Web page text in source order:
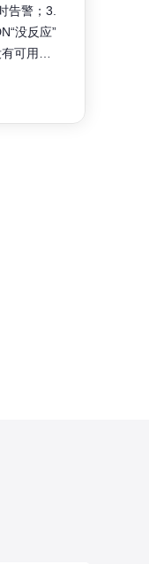
告警；3.
没反应”
可用的
故障、